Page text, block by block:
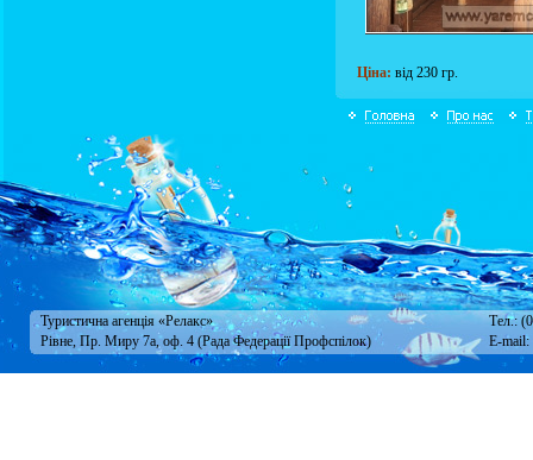
Ціна: від 230 гр.
Туристична агенція «Релакс»
Тел.:
Рівне, Пр. Миру 7а, оф. 4 (Рада Федерації Профспілок)
E-mail: